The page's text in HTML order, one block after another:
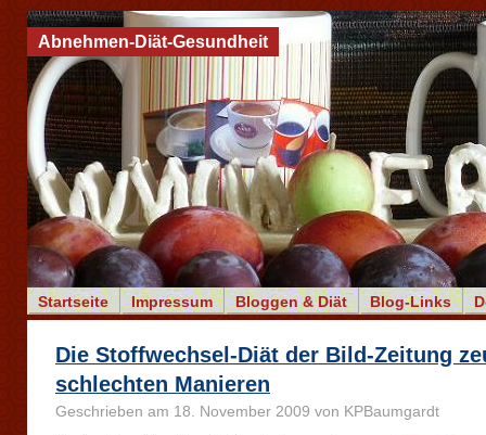
Startseite Impressum Bloggen & Diät Blog-Links
Abnehmen-Diät-Gesundheit
Die Stoffwechsel-Diät der Bild-Zeitung
schlechten Manieren
Geschrieben am 18. November 2009 von KPBaumgardt